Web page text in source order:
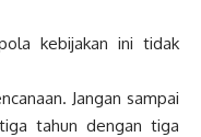
kebijakan ini tidak
Jangan sampai
tahun dengan tiga